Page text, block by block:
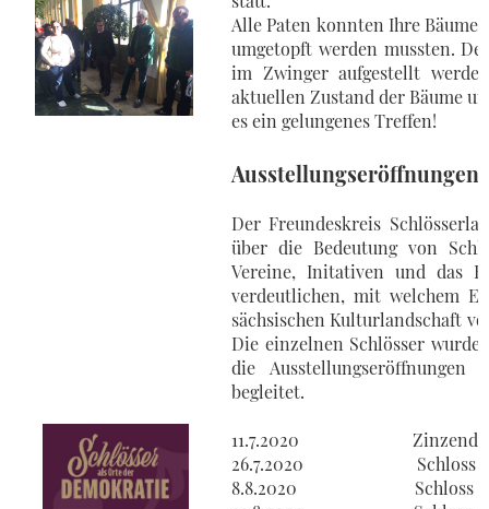
Alle Paten konnten Ihre Bäume
umgetopft werden mussten.
im Zwinger aufgestellt
aktuellen Zustand der Bäume
es ein gelungenes Treffen!
Ausstellungseröffnungen
Der Freundeskreis
über die Bedeutung von
Vereine, Initativen und das
verdeutlichen, mit welchem
sächsischen Kulturlandschaft
Die einzelnen Schlösser
die
begleitet.
11.7.2020
26.7.2020 Schloss
8.8.2020 Schloss